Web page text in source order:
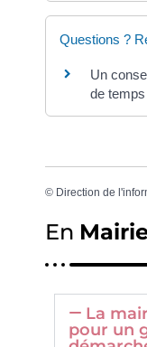
Questions ?
Un
de
© Direction de
En
La
pour un